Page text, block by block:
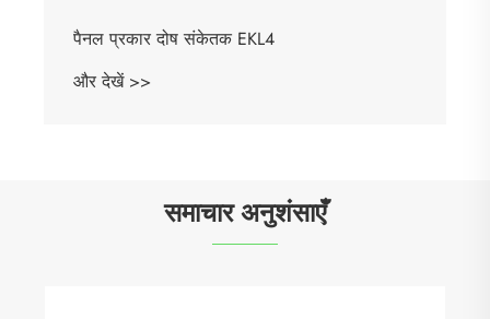
समाचार अनुशंसाएँ